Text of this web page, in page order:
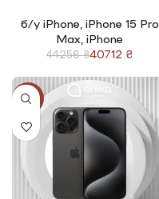
б/у iPhone, iPhone 15 Pro
Max iPhone
44256₴40712 ₴
-8%